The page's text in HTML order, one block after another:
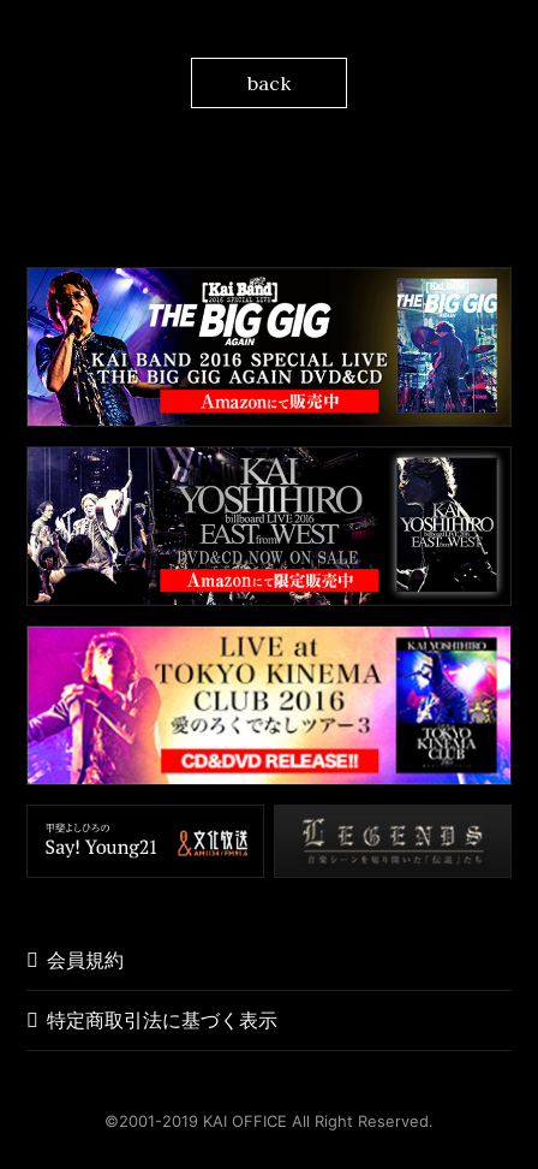
back
会員規約
特定商取引法に基づく表示
©️2001-2019 KAI OFFICE All Right Reserved.